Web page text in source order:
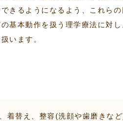
きるようになるよう、これら
基本動作を扱う理学療法に対
います。
着替え、整容(洗顔や歯磨きな